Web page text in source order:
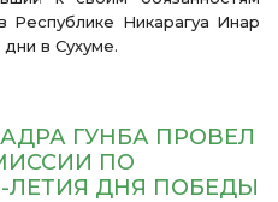
Республике Никарагуа Инар
в Сухуме.
ГУНБА ПРОВЕЛ
ПО
ДНЯ ПОБЕДЫ